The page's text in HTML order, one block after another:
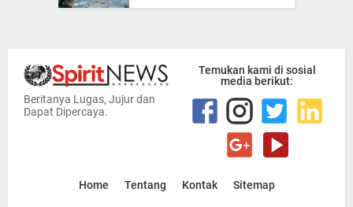
Beritanya Lugas, Jujur dan
Dapat Dipercaya.
Temukan kami di sosial
media berikut:
Home Tentang Kontak Sitemap